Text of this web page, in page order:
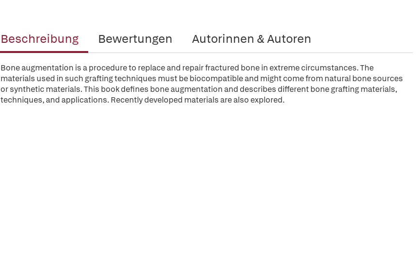
Beschreibung Bewertungen Autorinnen & Autoren
Bone augmentation is a procedure to replace and repair fractured bone in extreme circumstances. The
materials used in such grafting techniques must be biocompatible and might come from natural bone sources
or synthetic materials. This book defines bone augmentation and describes different bone grafting materials,
techniques, and applications. Recently developed materials are also explored.